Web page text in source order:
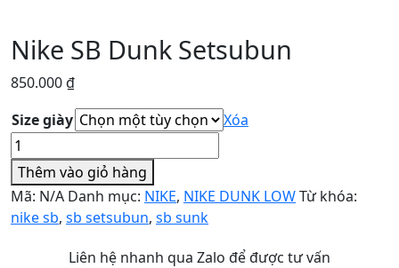
Nike SB Dunk Setsubun
850.000₫
Size giày
Xóa
Nike
SB
Dunk
Setsubun
số
Thêm vào giỏ hàng
Mã: N/A Danh mục: NIKE, NIKE DUNK LOWTừ khóa:
nike sb, sb setsubun, sb sunk
Liên hệ nhanh qua Zalo để được tư vấn